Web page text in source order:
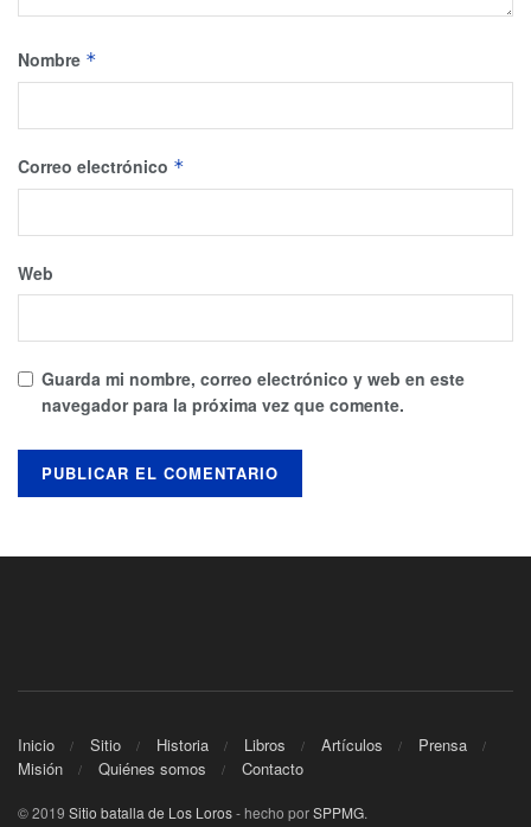
Nombre *
Correo electrónico *
Web
Guarda mi nombre, correo electrónico y web en este
navegador para la próxima vez que comente.
Inicio Sitio Historia Libros Artículos
Prensa
Misión
Quiénes somos Contacto
© 2019 Sitio batalla de Los Loros- hecho porSPPMG.